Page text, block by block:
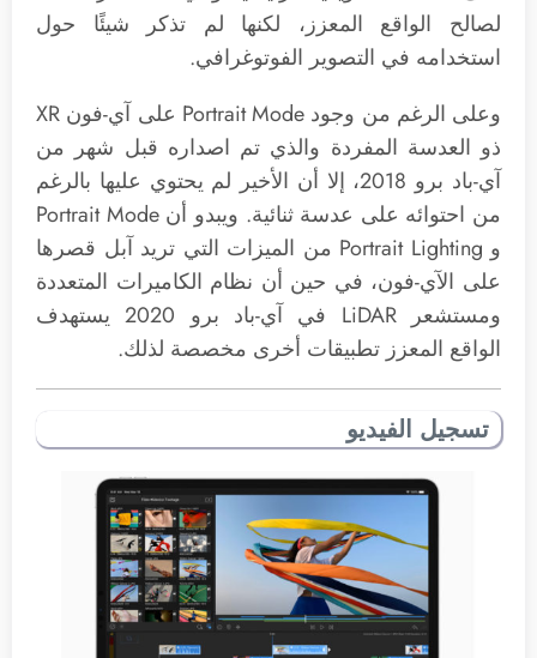
لصالح الواقع المعزز، لكنها لم تذكر شيئًا حول
استخدامه في التصوير الفوتوغرافي.
وعلى الرغم من وجود Portrait Mode على آي-فون XR
ذو العدسة المفردة والذي تم اصداره قبل شهر من
آي-باد برو 2018، إلا أن الأخير لم يحتوي عليها بالرغم
من احتوائه على عدسة ثنائية. ويبدو أن Portrait Mode
و Portrait Lighting من الميزات التي تريد آبل قصرها
على الآي-فون، في حين أن نظام الكاميرات المتعددة
ومستشعر LiDAR في آي-باد برو 2020 يستهدف
الواقع المعزز تطبيقات أخرى مخصصة لذلك.
تسجيل الفيديو